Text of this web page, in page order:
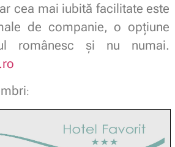
cea mai iubită facilitate este
de companie, o opțiune
românesc și nu numai.
: